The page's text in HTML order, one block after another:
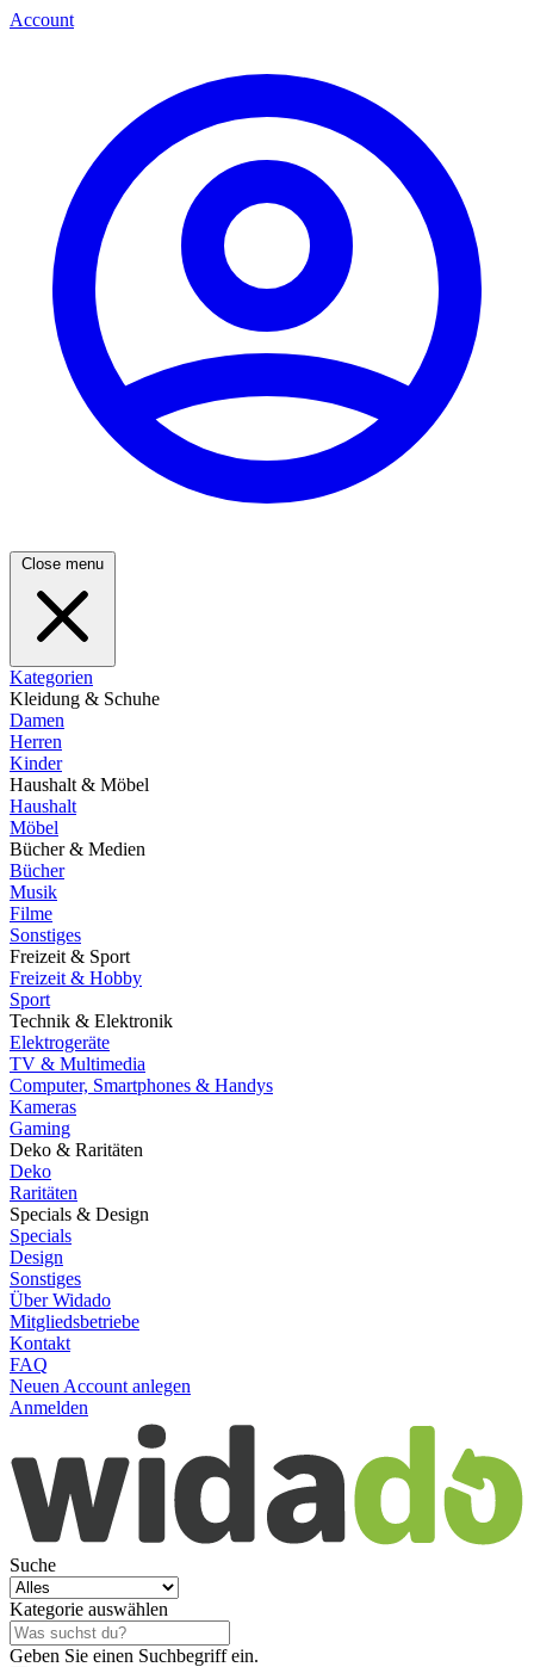
Account
Close menu
Kategorien
Kleidung & Schuhe
Damen
Herren
Kinder
Haushalt & Möbel
Haushalt
Möbel
Bücher & Medien
Bücher
Musik
Filme
Sonstiges
Freizeit & Sport
Freizeit & Hobby
Sport
Technik & Elektronik
Elektrogeräte
TV & Multimedia
Computer, Smartphones & Handys
Kameras
Gaming
Deko & Raritäten
Deko
Raritäten
Specials & Design
Specials
Design
Sonstiges
Über Widado
Mitgliedsbetriebe
Kontakt
FAQ
Neuen Account anlegen
Anmelden
Suche
Kategorie auswählen
Geben Sie einen Suchbegriff ein.